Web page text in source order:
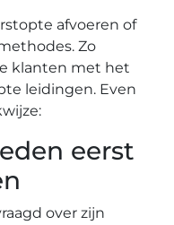
afvoeren of
Zo
klanten met het
leidingen. Even
eerst
over zijn